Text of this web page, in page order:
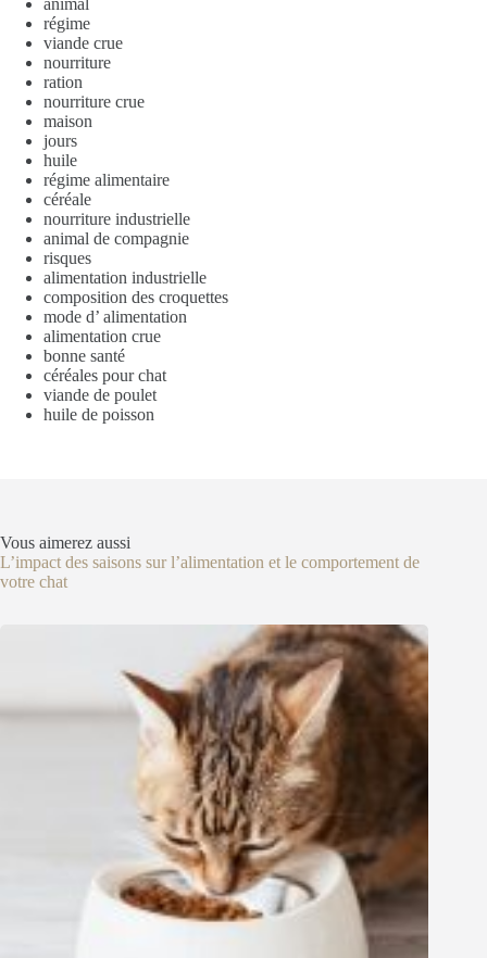
régime
viande crue
nourriture
ration
nourriture crue
maison
jours
huile
régime alimentaire
céréale
nourriture industrielle
animal de compagnie
risques
alimentation industrielle
composition des croquettes
mode d’ alimentation
alimentation crue
bonne santé
céréales pour chat
viande de poulet
huile de poisson
Vous aimerez aussi
L’impact des saisons sur l’alimentation et le comportement de
votre chat